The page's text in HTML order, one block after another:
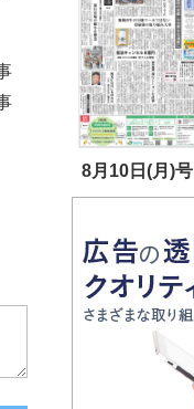
8月10日(月)号